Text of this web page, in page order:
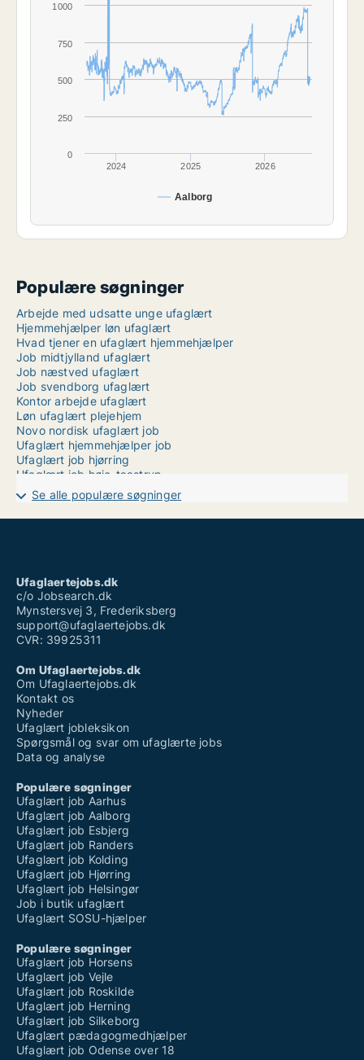
Aalborg
2024 2025 2026
0
250
500
750
1000
Populære søgninger
Arbejde med udsatte unge ufaglært
Hjemmehjælper løn ufaglært
Hvad tjener en ufaglært hjemmehjælper
Job midtjylland ufaglært
Job næstved ufaglært
Job svendborg ufaglært
Kontor arbejde ufaglært
Løn ufaglært plejehjem
Novo nordisk ufaglært job
Ufaglært hjemmehjælper job
Ufaglært job hjørring
Ufaglært job høje-taastrup
Ufaglært job ringsted
Ufaglært job skive
Ufaglært job thisted
Ufaglært løn
Ufaglært vikar job
Se alle populære søgninger
Ufaglaertejobs.dk
c/o Jobsearch.dk
Mynstersvej 3, Frederiksberg
support@ufaglaertejobs.dk
CVR: 39925311
Om Ufaglaertejobs.dk
Om Ufaglaertejobs.dk
Kontakt os
Nyheder
Ufaglært jobleksikon
Spørgsmål og svar om ufaglærte jobs
Data og analyse
Populære søgninger
Ufaglært job Aarhus
Ufaglært job Aalborg
Ufaglært job Esbjerg
Ufaglært job Randers
Ufaglært job Kolding
Ufaglært job Hjørring
Ufaglært job Helsingør
Job i butik ufaglært
Ufaglært SOSU-hjælper
Populære søgninger
Ufaglært job Horsens
Ufaglært job Vejle
Ufaglært job Roskilde
Ufaglært job Herning
Ufaglært job Silkeborg
Ufaglært pædagogmedhjælper
Ufaglært job Odense over 18